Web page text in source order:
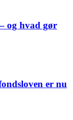
og hvad gør
er nu